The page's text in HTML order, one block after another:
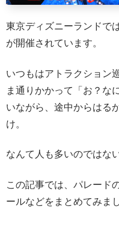
東京ディズニーランドで
が開催されています。
いつもはアトラクション
ま通りかかって「お？な
いながら、途中からはる
け。
なんて人も多いのではな
この記事では、パレード
ールなどをまとめてみま